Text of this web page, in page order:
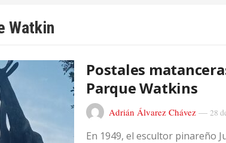
Watkin
Postales
Parque Watkins
Adrián Álvarez Chávez — 28
En 1949, el escultor pinareño